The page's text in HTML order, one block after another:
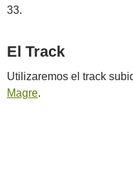
33.
El Track
Utilizaremos el track
Magre.